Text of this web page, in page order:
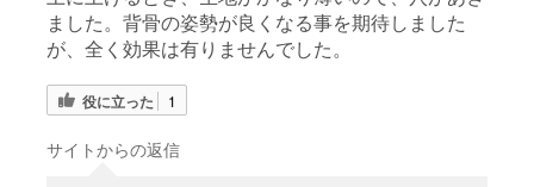
ました。背骨の姿勢が良くなる事を期待しました
が、全く効果は有りませんでした。
役に立った 1
サイトからの返信